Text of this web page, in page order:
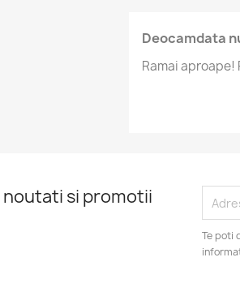
Deocamdata
Ramai
si promotii
Te poti